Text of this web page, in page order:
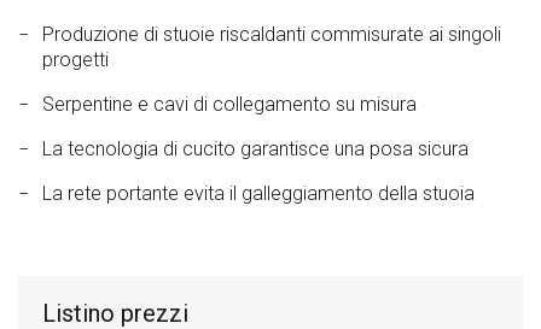
Produzione di stuoie riscaldanti commisurate ai singoli
progetti
Serpentine e cavi di collegamento su misura
La tecnologia di cucito garantisce una posa sicura
La rete portante evita il galleggiamento della stuoia
Listino prezzi